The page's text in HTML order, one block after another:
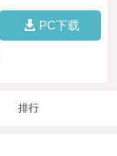
PC下载
排行